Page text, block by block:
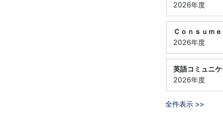
2026年度
Ｃｏｎｓｕｍ
2026年度
英語コミュニ
2026年度
全件表示 >>